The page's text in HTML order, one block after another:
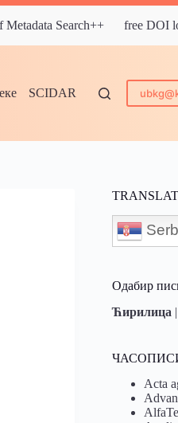
Metadata Search++ free DOI
SCIDAR
Одабир
Ћирилица
Acta